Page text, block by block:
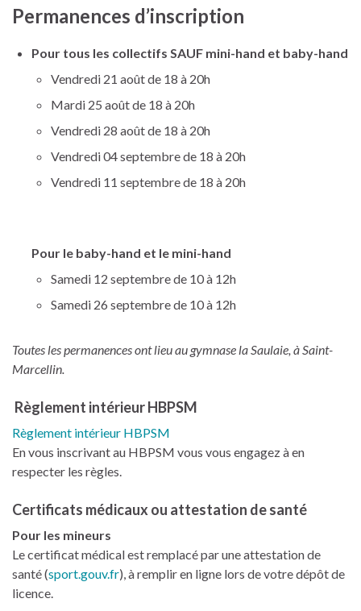
Permanences d’inscription
Pour tous les collectifs SAUF mini-hand et baby-hand
Vendredi 21 août de 18 à 20h
Mardi 25 août de 18 à 20h
Vendredi 28 août de 18 à 20h
Vendredi 04 septembre de 18 à 20h
Vendredi 11 septembre de 18 à 20h
Pour le baby-hand et le mini-hand
Samedi 12 septembre de 10 à 12h
Samedi 26 septembre de 10 à 12h
Toutes les permanences ont lieu au gymnase la Saulaie, à Saint-
Marcellin.
Règlement intérieur HBPSM
Règlement intérieur HBPSM
En vous inscrivant au HBPSM vous vous engagez à en
respecter les règles.
Certificats médicaux ou attestation de santé
Pour les mineurs
Le certificat médical est remplacé par une attestation de
santé (sport.gouv.fr), à remplir en ligne lors de votre dépôt de
licence.